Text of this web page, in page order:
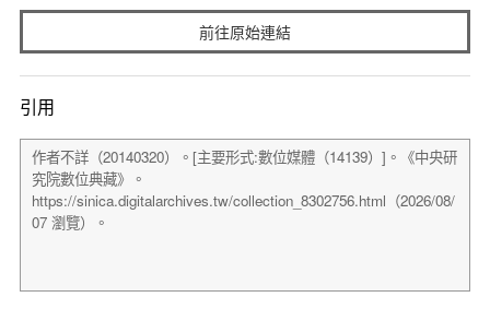
前往原始連結
引用